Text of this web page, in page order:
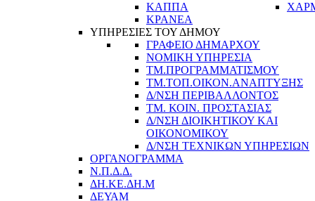
ΚΑΠΠΑ
ΚΡΑΝΕΑ
ΥΠΗΡΕΣΙΕΣ ΤΟΥ ΔΗΜΟΥ
ΓΡΑΦΕΙΟ ΔΗΜΑΡΧΟΥ
ΝΟΜΙΚΗ ΥΠΗΡΕΣΙΑ
ΤΜ.ΠΡΟΓΡΑΜΜΑΤΙΣΜΟΥ
ΤΜ.ΤΟΠ.ΟΙΚΟΝ.ΑΝΑΠΤΥΞΗΣ
Δ/ΝΣΗ ΠΕΡΙΒΑΛΛΟΝΤΟΣ
ΤΜ. ΚΟΙΝ. ΠΡΟΣΤΑΣΙΑΣ
Δ/ΝΣΗ ΔΙΟΙΚΗΤΙΚΟΥ ΚΑΙ
ΟΙΚΟΝΟΜΙΚΟΥ
Δ/ΝΣΗ ΤΕΧΝΙΚΩΝ ΥΠΗΡΕΣΙΩΝ
ΟΡΓΑΝΟΓΡΑΜΜΑ
Ν.Π.Δ.Δ.
ΔΗ.ΚΕ.ΔΗ.Μ
ΔΕΥΑΜ